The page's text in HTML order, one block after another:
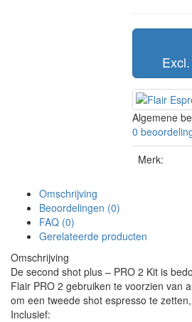
Algemene
0
Merk:
Omschrijving
Beoordelingen (0)
FAQ (0)
Gerelateerde producten
Omschrijving
De second shot plus – PRO 2 Kit is
Flair PRO 2 gebruiken te voorzien van
om een tweede shot espresso te
Inclusief: